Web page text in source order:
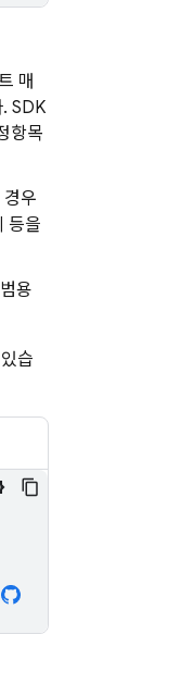
매
SDK
항목
우
등을
용
습